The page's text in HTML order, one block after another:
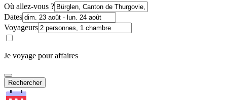
Où allez-vous ?
Dates
Voyageurs
Je voyage pour affaires
Rechercher